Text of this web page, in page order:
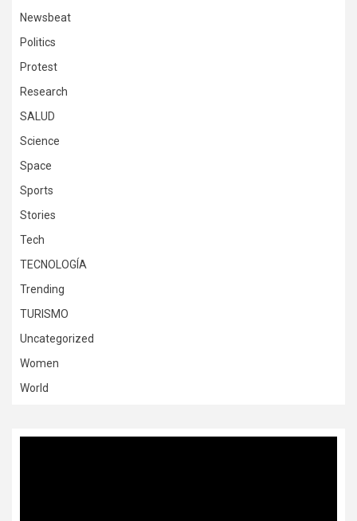
Newsbeat
Politics
Protest
Research
SALUD
Science
Space
Sports
Stories
Tech
TECNOLOGÍA
Trending
TURISMO
Uncategorized
Women
World